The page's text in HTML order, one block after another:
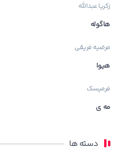
زکریا عبدالله
هاگوله
مرضیه فریقی
هیوا
فرمیسک
مه ی
دسته ها